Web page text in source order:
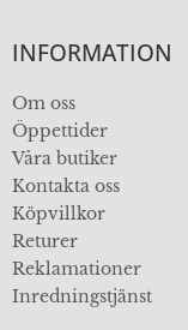
INFORMATION
Om oss
Öppettider
Våra butiker
Kontakta oss
Köpvillkor
Returer
Reklamationer
Inredningstjänst